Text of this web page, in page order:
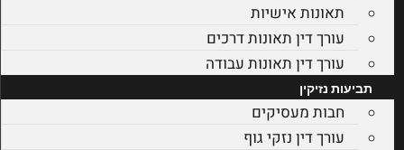
תאונות אישיות
עורך דין תאונות דרכים
עורך דין תאונות עבודה
תביעות נזיקין
חבות מעסיקים
עורך דין נזקי גוף